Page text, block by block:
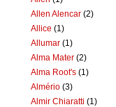
Allen Alencar (2)
Allice (1)
Allumar (1)
Alma Mater (2)
Alma Root's (1)
Almério (3)
Almir Chiaratti (1)